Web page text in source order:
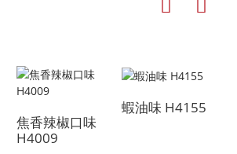
焦香辣椒口味
H4009
蝦油味 H4155